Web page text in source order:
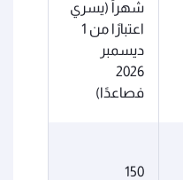
شهراً (يسري
اعتبارًا من 1
ديسمبر
2026
فصاعدًا)
150